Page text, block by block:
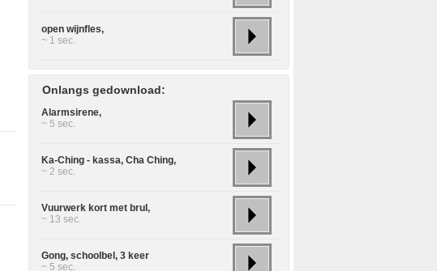
open wijnfles,
~ 1 sec.
Onlangs gedownload:
Alarmsirene,
~ 5 sec.
Ka-Ching - kassa, Cha Ching,
~ 2 sec.
Vuurwerk kort met brul,
~ 13 sec.
Gong, schoolbel, 3 keer
~ 5 sec.